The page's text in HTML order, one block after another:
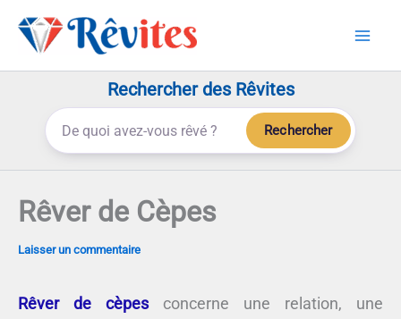
Rechercher des Rêvites
Rechercher
Rêver de Cèpes
Laisser un commentaire
Rêver de cèpesconcerne une relation, une